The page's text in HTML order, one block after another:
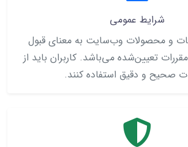
شرایط عمومی
و محصولات وب‌سایت به معنای قبول
تعیین‌شده می‌باشد. کاربران باید از
صحیح و دقیق استفاده کنند.